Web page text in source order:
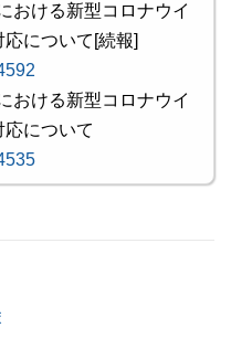
おける新型コロナウイ
応について[続報]
おける新型コロナウイ
について